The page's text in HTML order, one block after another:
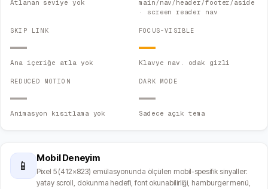
Atlanan seviye yok
main/nav/header/footer/aside
· screen reader nav
SKIP LINK
—
Ana içeriğe atla yok
FOCUS-VISIBLE
—
Klavye nav. odak gizli
REDUCED MOTION
—
Animasyon kısıtlama yok
DARK MODE
—
Sadece açık tema
📱
Mobil Deneyim
Pixel 5 (412×823) emülasyonunda ölçülen mobil-spesifik sinyaller:
yatay scroll, dokunma hedefi, font okunabilirliği, hamburger menü,